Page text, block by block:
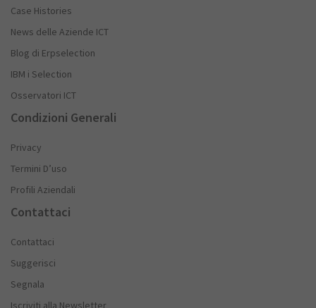
Case Histories
News delle Aziende ICT
Blog di Erpselection
IBM i Selection
Osservatori ICT
Condizioni Generali
Privacy
Termini D’uso
Profili Aziendali
Contattaci
Contattaci
Suggerisci
Segnala
Iscriviti alla Newsletter